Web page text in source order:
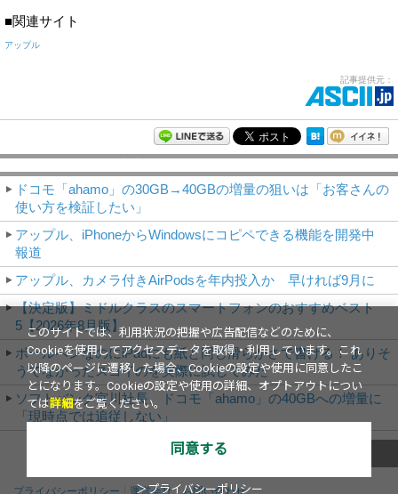
■関連サイト
アップル
記事提供元：
ドコモ「ahamo」の30GB→40GBの増量の狙いは「お客さんの
使い方を検証したい」
アップル、iPhoneからWindowsにコピペできる機能を開発中
報道
アップル、カメラ付きAirPodsを年内投入か 早ければ9月に
【決定版】ミドルクラスのスマートフォンのおすすめベスト
5【2026年8月版】
ボールペンなのにiPadにも紙と同じ滑らかさで書ける！ ありそ
うでなかったスゴイのを実際に試してみた
ソフトバンク宮川社長、ドコモ「ahamo」の40GBへの増量に
「現時点では追従しない」
これまでのNews
このサイトでは、利用状況の把握や広告配信などのために、
Cookieを使用してアクセスデータを取得・利用しています。これ
以降のページに遷移した場合、Cookieの設定や使用に同意したこ
とになります。Cookieの設定や使用の詳細、オプトアウトについ
ては詳細をご覧ください。
同意する
＞プライバシーポリシー